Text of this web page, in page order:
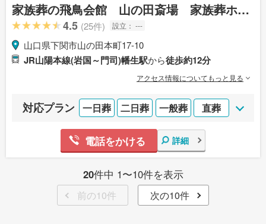
家族葬の飛鳥会館 山の田斎場 家族葬ホー
ル 4.5 (25件) 設立： ---
山口県下関市山の田本町17-10
JR山陽本線(岩国～門司)幡生駅から徒歩約12分
アクセス情報についてもっと見る
対応プラン 一日葬 二日葬 一般葬 直葬
電話をかける 詳細
20件中 1〜10件を表示
前の10件 次の10件